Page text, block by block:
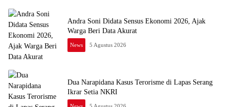
Andra Soni Didata Sensus Ekonomi 2026, Ajak
Warga Beri Data Akurat
News 5 Agustus 2026
Dua Narapidana Kasus Terorisme di Lapas Serang
Ikrar Setia NKRI